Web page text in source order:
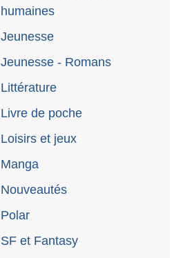
humaines
Jeunesse
Jeunesse - Romans
Littérature
Livre de poche
Loisirs et jeux
Manga
Nouveautés
Polar
SF et Fantasy